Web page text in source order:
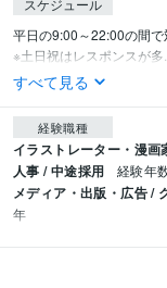
スケジュール
平日の9:00～22:00の間で
※土日祝はレスポンスが多...
すべて見る
経験職種
イラストレーター・漫
人事 / 中途採用 経験年
メディア・出版・広告 /
年